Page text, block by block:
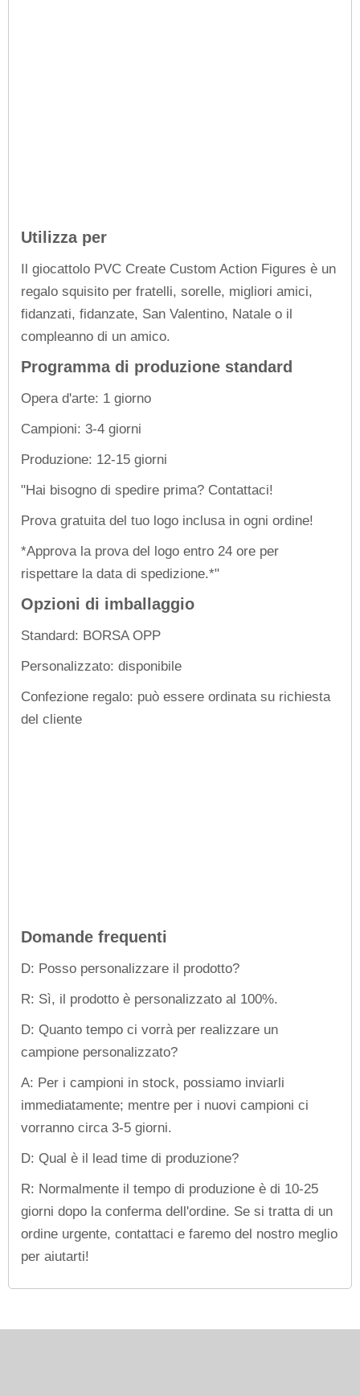
Utilizza per
Il giocattolo PVC Create Custom Action Figures è un
regalo squisito per fratelli, sorelle, migliori amici,
fidanzati, fidanzate, San Valentino, Natale o il
compleanno di un amico.
Programma di produzione standard
Opera d'arte: 1 giorno
Campioni: 3-4 giorni
Produzione: 12-15 giorni
"Hai bisogno di spedire prima? Contattaci!
Prova gratuita del tuo logo inclusa in ogni ordine!
*Approva la prova del logo entro 24 ore per
rispettare la data di spedizione.*"
Opzioni di imballaggio
Standard: BORSA OPP
Personalizzato: disponibile
Confezione regalo: può essere ordinata su richiesta
del cliente
Domande frequenti
D: Posso personalizzare il prodotto?
R: Sì, il prodotto è personalizzato al 100%.
D: Quanto tempo ci vorrà per realizzare un
campione personalizzato?
A: Per i campioni in stock, possiamo inviarli
immediatamente; mentre per i nuovi campioni ci
vorranno circa 3-5 giorni.
D: Qual è il lead time di produzione?
R: Normalmente il tempo di produzione è di 10-25
giorni dopo la conferma dell'ordine. Se si tratta di un
ordine urgente, contattaci e faremo del nostro meglio
per aiutarti!